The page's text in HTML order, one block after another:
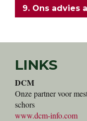
9. Ons advies
LINKS
DCM
Onze partner voor
schors
www.dcm-info.com